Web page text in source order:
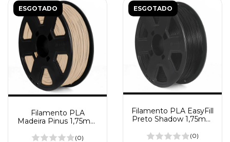
ESGOTADO
Filamento PLA
Madeira Pinus 1,75mm
(0)
ESGOTADO
Filamento PLA EasyFill
Preto Shadow 1,75mm
(0)